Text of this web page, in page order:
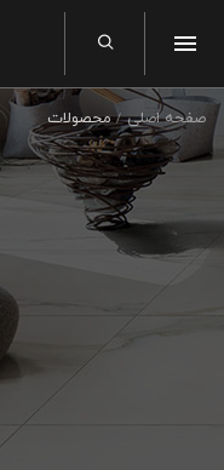
صفحه اصلی محصولات